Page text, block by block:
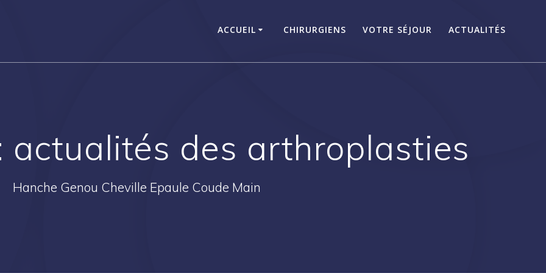
ACCUEIL CHIRURGIENS VOTRE SÉJOUR ACTUALITÉS
actualités des arthroplasties
Hanche Genou Cheville Epaule Coude Main